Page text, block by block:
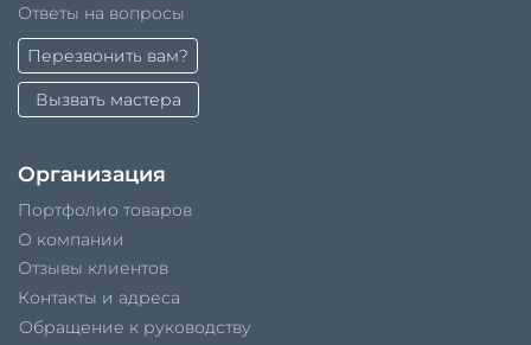
Ответы на вопросы
Перезвонить вам?
Вызвать мастера
Организация
Портфолио товаров
О компании
Отзывы клиентов
Контакты и адреса
Обращение к руководству